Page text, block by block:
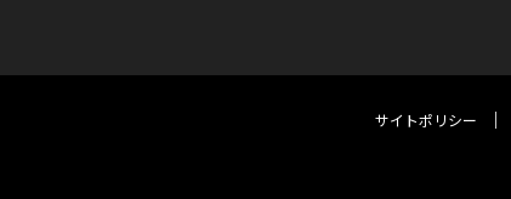
サイトポリシー